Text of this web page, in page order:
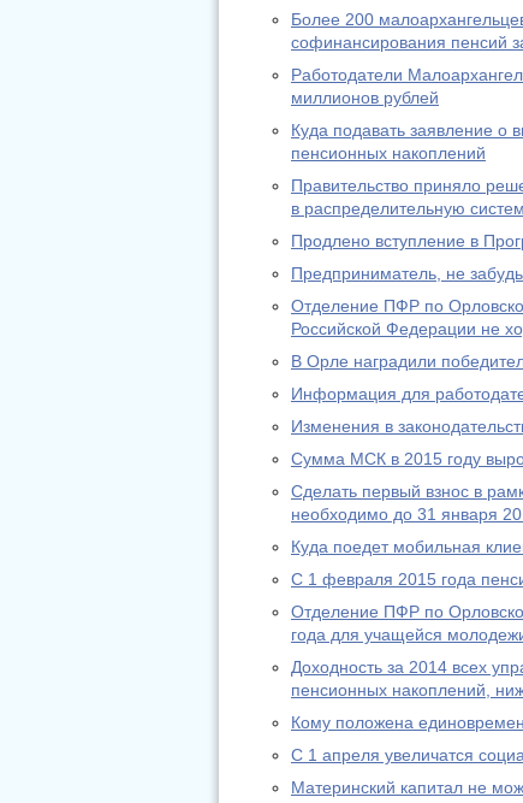
Более 200
софинансирования пенсий
Работодатели
миллионов рублей
Куда подавать заявление
пенсионных накоплений
Правительство приняло
в распределительную
Продлено вступление в
Предприниматель, не
Отделение ПФР по
Российской Федерации не
В Орле наградили
Информация для
Изменения в
Сумма МСК в 2015 году
Сделать первый взнос в
необходимо до 31 января
Куда поедет мобильная
С 1 февраля 2015 года
Отделение ПФР по
года для учащейся
Доходность за 2014 всех
пенсионных накоплений,
Кому положена
С 1 апреля увеличатся
Материнский капитал не